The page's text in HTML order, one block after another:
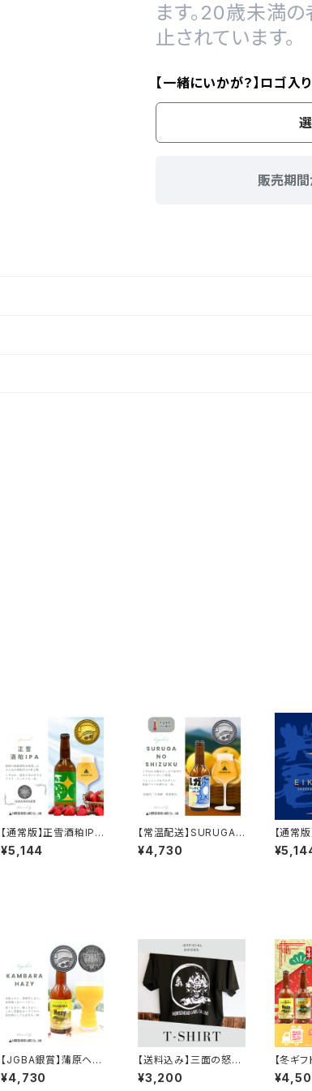
ます。20歳未満
止されています。
【一緒にいかが？】ロゴ
販売期間
【通常版】正雪酒粕IPA
(苺) 6本セット【送料込
※北海道・沖縄除く】
¥5,144
【常温配送】SURUGA
NO SHIZUKU 6本セッ
ト【送料込※北海道・沖
¥4,730
【通常
(桃) 6本
※北海道
【JGBA銀賞】蒲原ヘイ
ジー 6本セット【送料込
※北海道・沖縄除く】
¥4,730
【送料込み】三面の怒れ
る馬頭観音 Tシャツ
¥3,200
【冬ギ
本セッ
道・沖縄